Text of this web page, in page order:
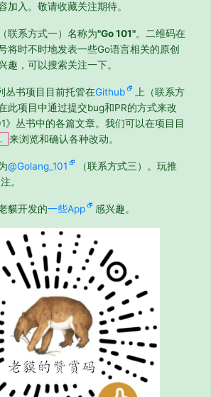
加入。敬请收藏关注期待。
联系方式一）名称为"Go 101"。二维码在
将时不时地发表一些Go语言相关的原创
趣，可以搜索关注一下。
丛书项目目前托管在Github
上（联系方
此项目中通过提交bug和PR的方式来改
》丛书中的各篇文章。我们可以在项目目
来浏览和确认各种改动。
@Golang_101
（联系方式三）。玩推
。
貘开发的一些App 感兴趣。